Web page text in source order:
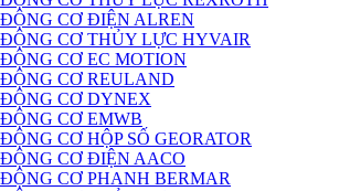
ĐỘNG CƠ ĐIỆN ALREN
ĐỘNG CƠ THỦY LỰC HYVAIR
ĐỘNG CƠ EC MOTION
ĐỘNG CƠ REULAND
ĐỘNG CƠ DYNEX
ĐỘNG CƠ EMWB
ĐỘNG CƠ HỘP SỐ GEORATOR
ĐỘNG CƠ ĐIỆN AACO
ĐỘNG CƠ PHANH BERMAR